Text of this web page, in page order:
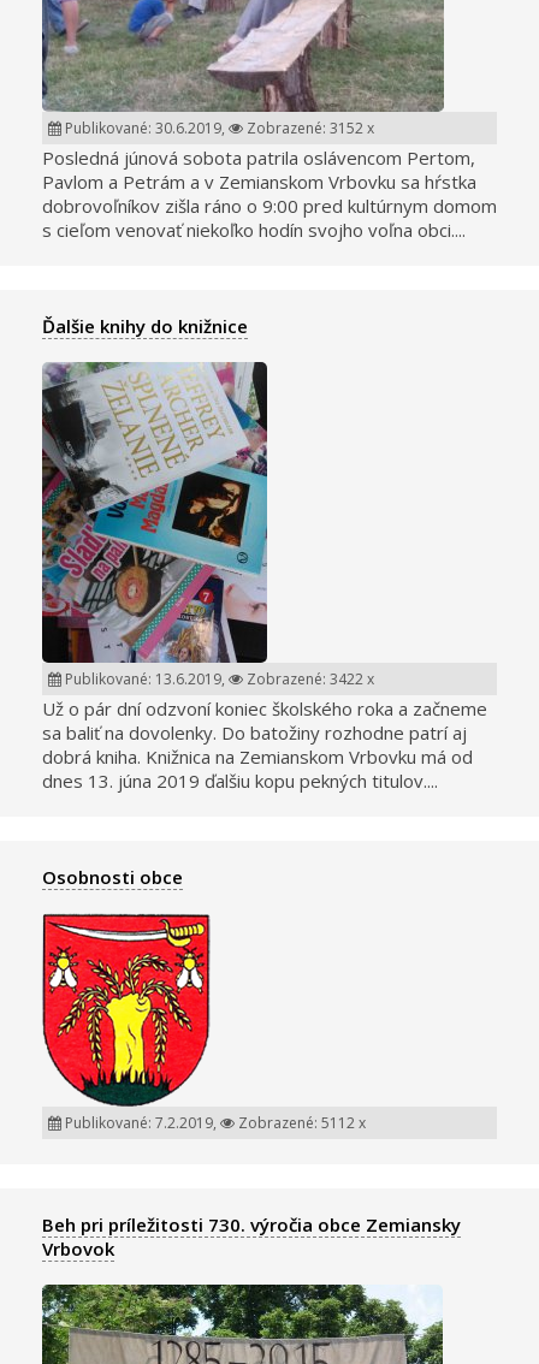
Publikované: 30.6.2019, Zobrazené: 3152 x
Posledná júnová sobota patrila oslávencom Pertom,
Pavlom a Petrám a v Zemianskom Vrbovku sa hŕstka
dobrovoľníkov zišla ráno o 9:00 pred kultúrnym domom
s cieľom venovať niekoľko hodín svojho voľna obci....
Ďalšie knihy do knižnice
Publikované: 13.6.2019, Zobrazené: 3422 x
Už o pár dní odzvoní koniec školského roka a začneme
sa baliť na dovolenky. Do batožiny rozhodne patrí aj
dobrá kniha. Knižnica na Zemianskom Vrbovku má od
dnes 13. júna 2019 ďalšiu kopu pekných titulov....
Osobnosti obce
Publikované: 7.2.2019, Zobrazené: 5112 x
Beh pri príležitosti 730. výročia obce Zemiansky
Vrbovok